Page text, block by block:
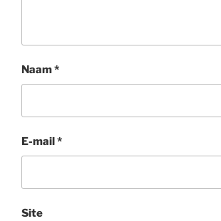
Naam*
E-mail*
Site